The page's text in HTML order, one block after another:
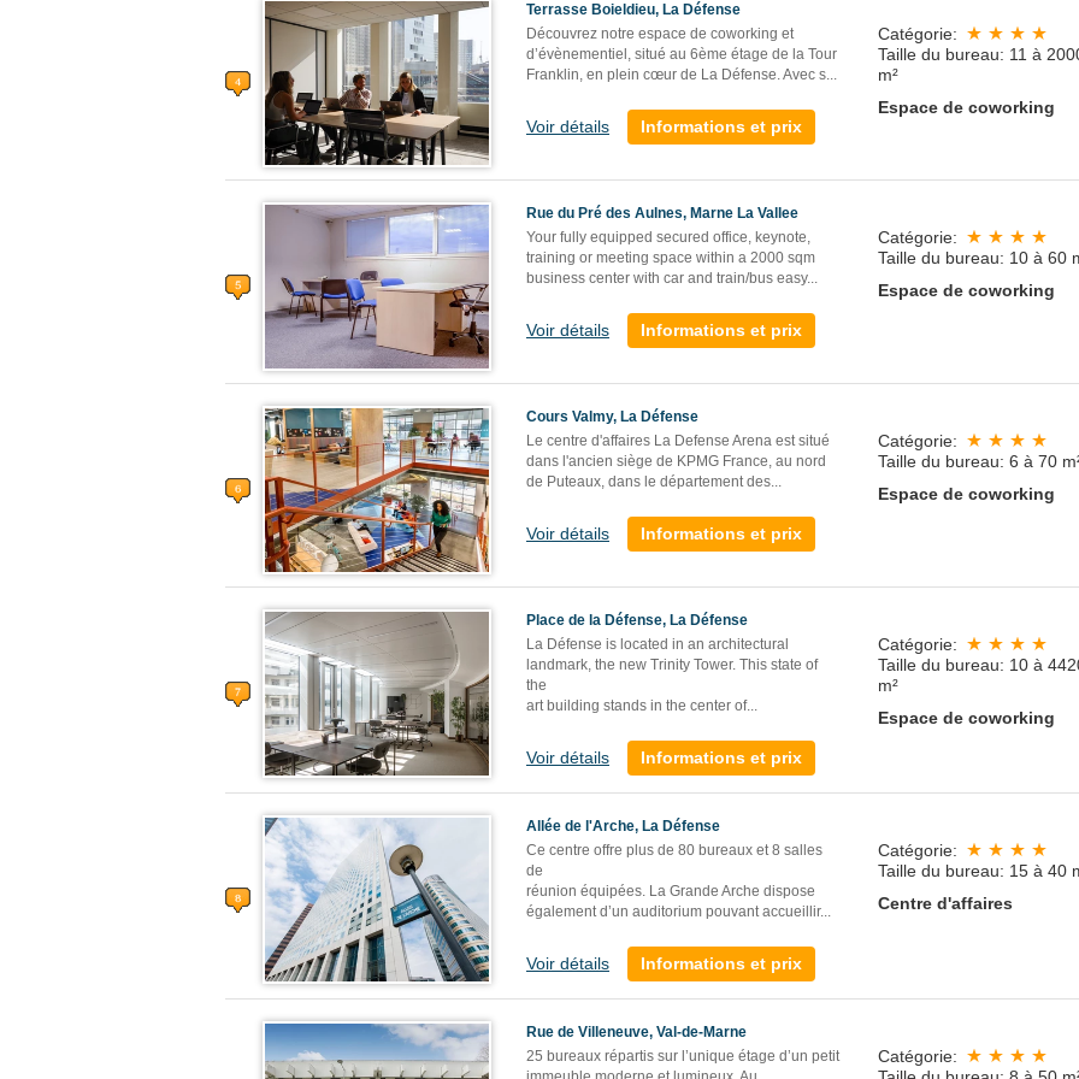
Terrasse Boieldieu, La Défense
Découvrez notre espace de coworking et
d’évènementiel, situé au 6ème étage de la Tour
Franklin, en plein cœur de La Défense. Avec s...
Voir détails Informations et prix
Catégorie:
Taille du bureau: 11 à
m²
Espace de coworking
Rue du Pré des Aulnes, Marne La Vallee
Your fully equipped secured office, keynote,
training or meeting space within a 2000 sqm
business center with car and train/bus easy...
Voir détails Informations et prix
Catégorie:
Taille du bureau: 10 à 60
Espace de coworking
Cours Valmy, La Défense
Le centre d'affaires La Defense Arena est situé
dans l'ancien siège de KPMG France, au nord
de Puteaux, dans le département des...
Voir détails Informations et prix
Catégorie:
Taille du bureau: 6 à 70
Espace de coworking
Place de la Défense, La Défense
La Défense is located in an architectural
landmark, the new Trinity Tower. This state of
the
art building stands in the center of...
Voir détails Informations et prix
Catégorie:
Taille du bureau: 10 à
m²
Espace de coworking
Allée de l'Arche, La Défense
Ce centre offre plus de 80 bureaux et 8 salles
de
réunion équipées. La Grande Arche dispose
également d’un auditorium pouvant accueillir...
Voir détails Informations et prix
Catégorie:
Taille du bureau: 15 à 40
Centre d'affaires
Rue de Villeneuve, Val-de-Marne
25 bureaux répartis sur l’unique étage d’un petit
Catégorie: